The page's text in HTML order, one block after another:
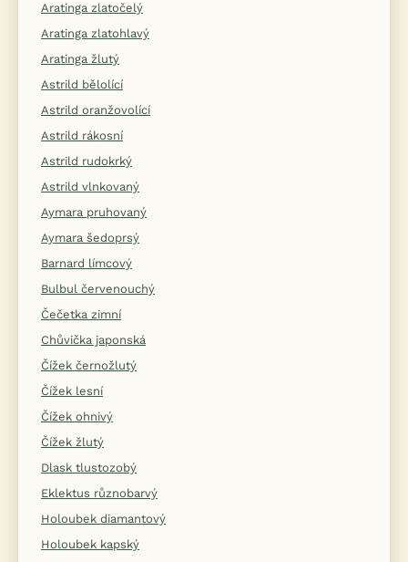
Aratinga zlatočelý
Aratinga zlatohlavý
Aratinga žlutý
Astrild bělolící
Astrild oranžovolící
Astrild rákosní
Astrild rudokrký
Astrild vlnkovaný
Aymara pruhovaný
Aymara šedoprsý
Barnard límcový
Bulbul červenouchý
Čečetka zimní
Chůvička japonská
Čížek černožlutý
Čížek lesní
Čížek ohnivý
Čížek žlutý
Dlask tlustozobý
Eklektus různobarvý
Holoubek diamantový
Holoubek kapský